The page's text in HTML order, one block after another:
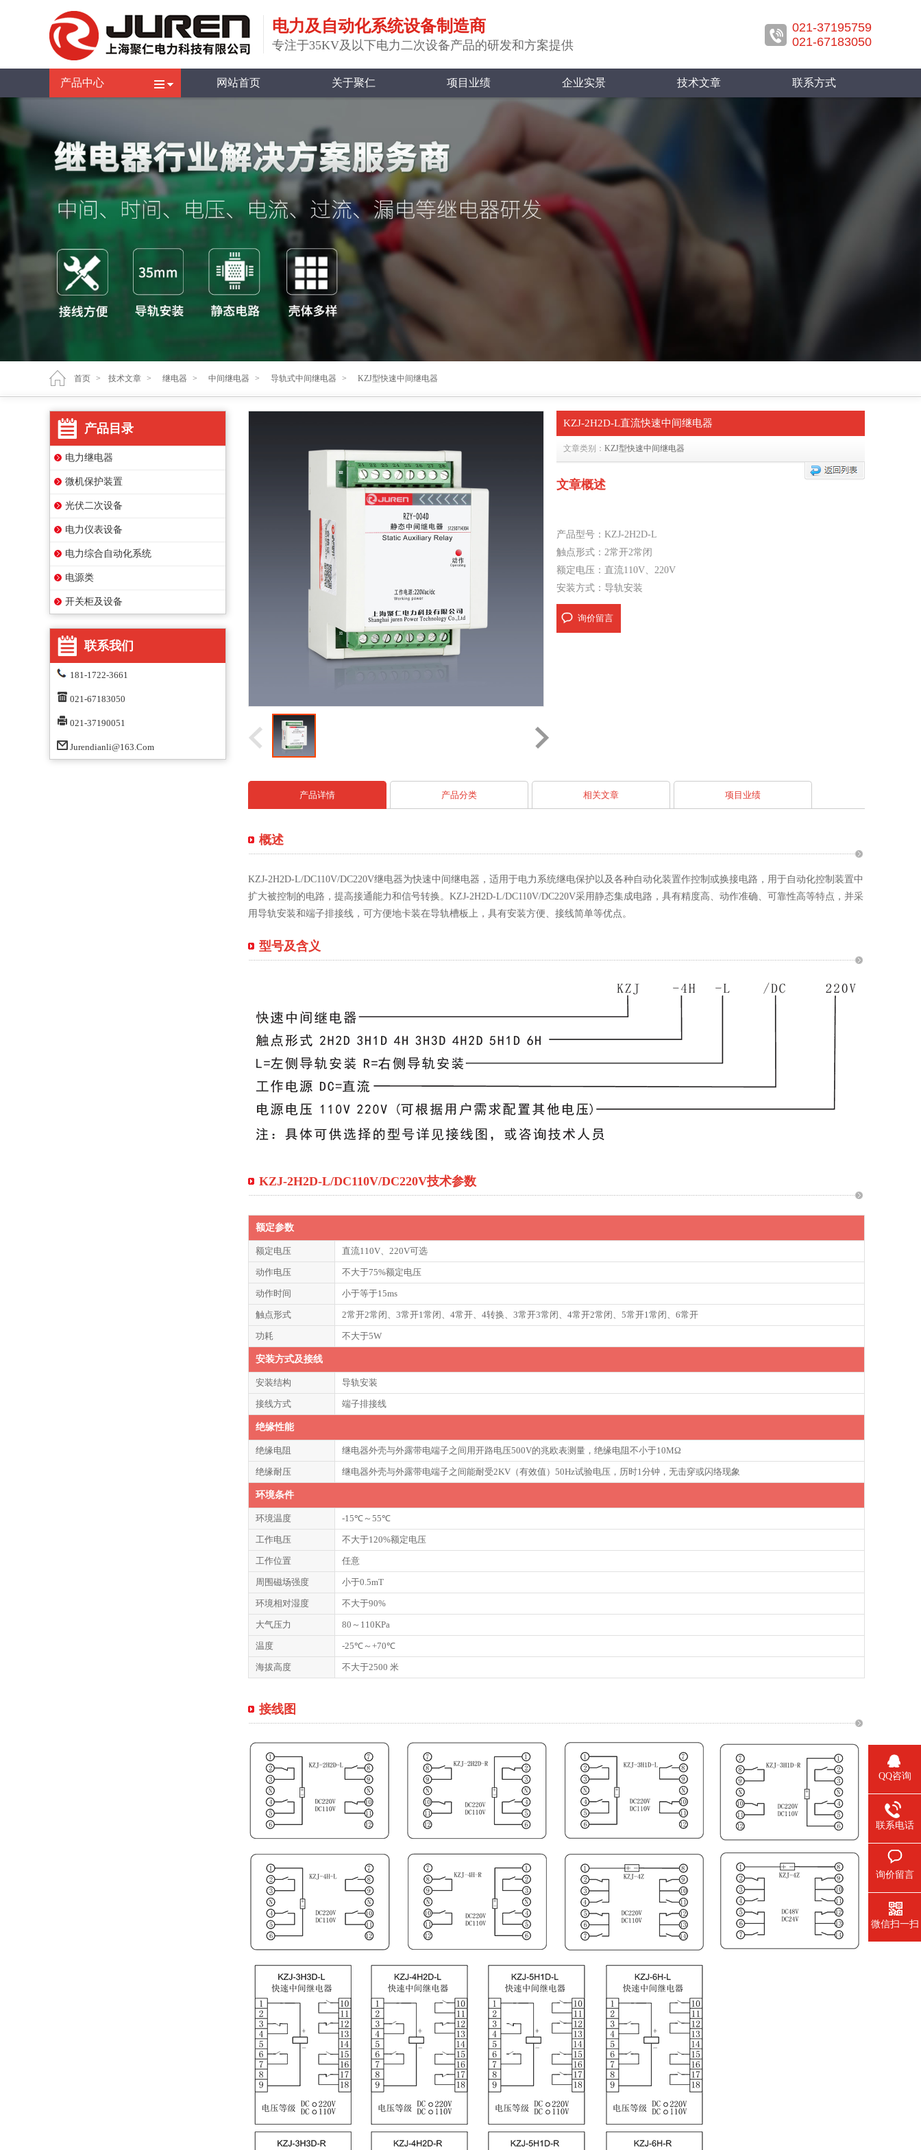
电力及自动化系统设备制造商
专注于35KV及以下电力二次设备产品的研发和方案提供
021-37195759
021-67183050
产品中心 网站首页 关于聚仁 项目业绩 企业实景 技术文章 联系方式
首页 > 技术文章 > 继电器 > 中间继电器 > 导轨式中间继电器 > KZJ型快速中间继电器
产品目录
电力继电器
微机保护装置
光伏二次设备
电力仪表设备
电力综合自动化系统
电源类
开关柜及设备
联系我们
181-1722-3661
021-67183050
021-37190051
Jurendianli@163.com
KZJ-2H2D-L直流快速中间继电器
文章类别： KZJ型快速中间继电器
文章概述
产品型号：KZJ-2H2D-L
触点形式：2常开2常闭
额定电压：直流110V、220V
安装方式：导轨安装
询价留言
产品详情 产品分类 相关文章 项目业绩
概述
KZJ-2H2D-L/DC110V/DC220V继电器为快速中间继电器，适用于电力系统继电保护以及各种自动化装置作控制或换接电路，用于自动化控制装置中
扩大被控制的电路，提高接通能力和信号转换。KZJ-2H2D-L/DC110V/DC220V采用静态集成电路，具有精度高、动作准确、可靠性高等特点，并采
用导轨安装和端子排接线，可方便地卡装在导轨槽板上，具有安装方便、接线简单等优点。
型号及含义
KZJ-2H2D-L/DC110V/DC220V技术参数
额定参数
额定电压 直流110V、220V可选
动作电压 不大于75%额定电压
动作时间 小于等于15ms
触点形式 2常开2常闭、3常开1常闭、4常开、4转换、3常开3常闭、4常开2常闭、5常开1常闭、6常开
功耗 不大于5W
安装方式及接线
安装结构 导轨安装
接线方式 端子排接线
绝缘性能
绝缘电阻 继电器外壳与外露带电端子之间用开路电压500V的兆欧表测量，绝缘电阻不小于10MΩ
绝缘耐压 继电器外壳与外露带电端子之间能耐受2KV（有效值）50Hz试验电压，历时1分钟，无击穿或闪络现象
环境条件
环境温度 -15℃～55℃
工作电压 不大于120%额定电压
工作位置 任意
周围磁场强度 小于0.5mT
环境相对湿度 不大于90%
大气压力 80～110KPa
温度 -25℃～+70℃
海拔高度 不大于2500 米
接线图
QQ咨询
联系电话
询价留言
微信扫一扫